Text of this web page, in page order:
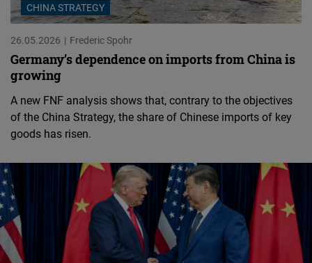
CHINA STRATEGY
26.05.2026 Frederic Spohr
Germany’s dependence on imports from China is
growing
A new FNF analysis shows that, contrary to the objectives
of the China Strategy, the share of Chinese imports of key
goods has risen.